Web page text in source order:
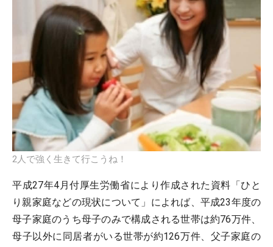
2人で強く生きて行こうね！
平成27年4月付厚生労働省により作成された資料「ひと
り親家庭などの現状について」によれば、平成23年度の
母子家庭のうち母子のみで構成される世帯は約76万件、
母子以外に同居者がいる世帯が約126万件、父子家庭の